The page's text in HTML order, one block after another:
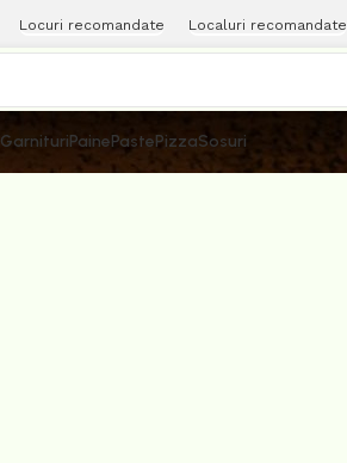
Locuri recomandate Localuri recomandate
GarnituriPainePastePizzaSosuri